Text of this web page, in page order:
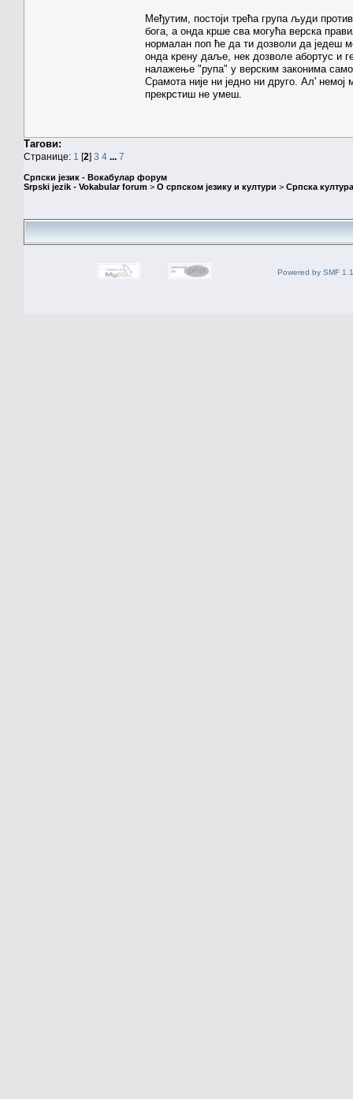
Међутим, постоји трећа група људи
бога, а онда крше сва могућа верска
нормалан поп ће да ти дозволи да једеш
онда крену даље, нек дозволе абортус и
налажење "рупа" у верским законима
Срамота није ни једно ни друго. Ал'
прекрстиш не умеш.
Тагови:
Странице: 1 [2] 3 4 ... 7
Српски језик - Вокабулар форум
Srpski jezik - Vokabular forum > О српском језику и култури > Српска
Powered by SMF